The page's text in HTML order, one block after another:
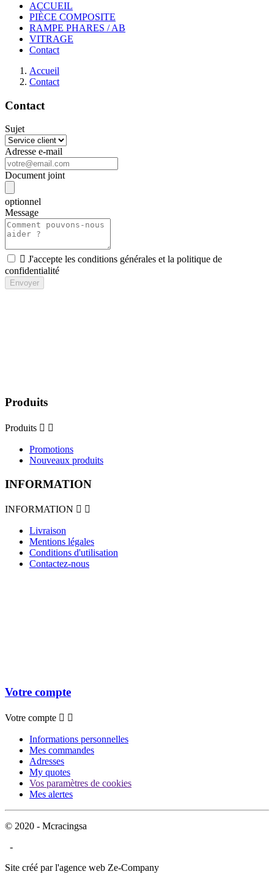
ACCUEIL
PIÈCE COMPOSITE
RAMPE PHARES / AB
VITRAGE
Contact
Accueil
Contact
Contact
Sujet
Adresse e-mail
Document joint
optionnel
Message
 J'accepte les conditions générales et la politique de
confidentialité
Produits
Produits  
Promotions
Nouveaux produits
INFORMATION
INFORMATION  
Livraison
Mentions légales
Conditions d'utilisation
Contactez-nous
Votre compte
Votre compte  
Informations personnelles
Mes commandes
Adresses
My quotes
Vos paramètres de cookies
Mes alertes
© 2020 - Mcracingsa
-
Site créé par l'agence web Ze-Company